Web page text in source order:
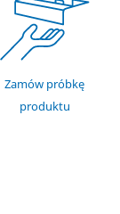
Zamów próbkę
produktu